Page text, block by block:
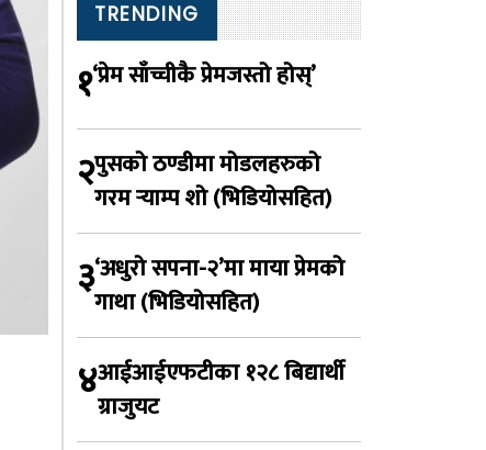
TRENDING
१‘प्रेम साँच्चीकै प्रेमजस्तो होस्’
२पुसको ठण्डीमा मोडलहरुको
गरम र्‍याम्प शो (भिडियोसहित)
३‘अधुरो सपना-२’मा माया प्रेमको
गाथा (भिडियोसहित)
४आईआईएफटीका १२८ बिद्यार्थी
ग्राजुयट